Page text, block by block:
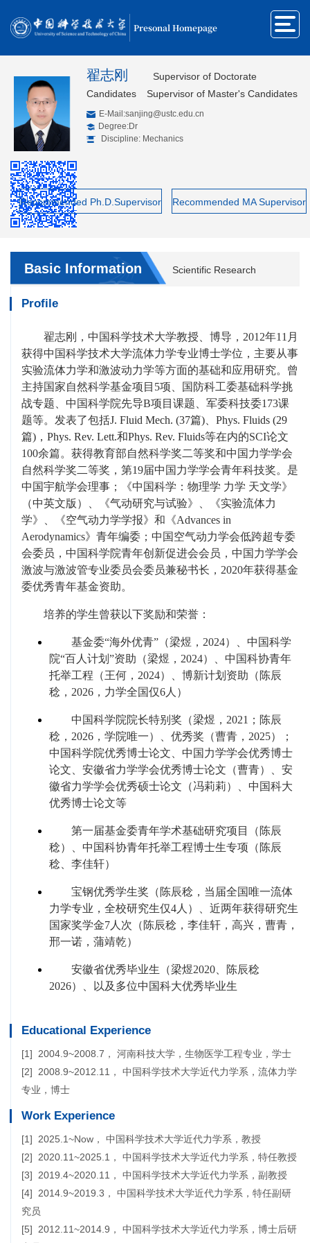
Presonal Homepage
翟志刚
Supervisor of Doctorate
Candidates
Supervisor of Master's Candidates
E-Mail:sanjing@ustc.edu.cn
Degree:Dr
Discipline: Mechanics
Recommended Ph.D.Supervisor Recommended MA Supervisor
Basic Information Scientific Research
Profile
Educational Experience
[1] 2004.9~2008.7， 河南科技大学，生物医学工程专业，学士
[2] 2008.9~2012.11， 中国科学技术大学近代力学系，流体力学
专业，博士
Work Experience
[1] 2025.1~Now， 中国科学技术大学近代力学系，教授
[2] 2020.11~2025.1， 中国科学技术大学近代力学系，特任教授
[3] 2019.4~2020.11， 中国科学技术大学近代力学系，副教授
[4] 2014.9~2019.3， 中国科学技术大学近代力学系，特任副研
究员
[5] 2012.11~2014.9， 中国科学技术大学近代力学系，博士后研